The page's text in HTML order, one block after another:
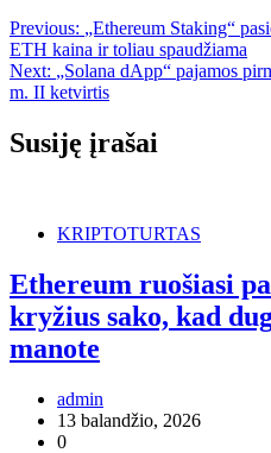
Previous: „Ethereum Staking“
ETH kaina ir toliau spaudžiama
Next: „Solana dApp“ pajamos
m. II ketvirtis
Susiję įrašai
KRIPTOTURTAS
Ethereum ruošiasi
kryžius sako, kad
manote
admin
13 balandžio, 2026
0